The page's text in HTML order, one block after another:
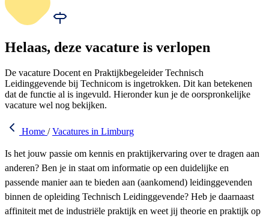
Helaas, deze vacature is verlopen
De vacature Docent en Praktijkbegeleider Technisch
Leidinggevende bij Technicom is ingetrokken. Dit kan betekenen
dat de functie al is ingevuld. Hieronder kun je de oorspronkelijke
vacature wel nog bekijken.
Home / Vacatures in Limburg
Is het jouw passie om kennis en praktijkervaring over te dragen aan
anderen? Ben je in staat om informatie op een duidelijke en
passende manier aan te bieden aan (aankomend) leidinggevenden
binnen de opleiding Technisch Leidinggevende? Heb je daarnaast
affiniteit met de industriële praktijk en weet jij theorie en praktijk op